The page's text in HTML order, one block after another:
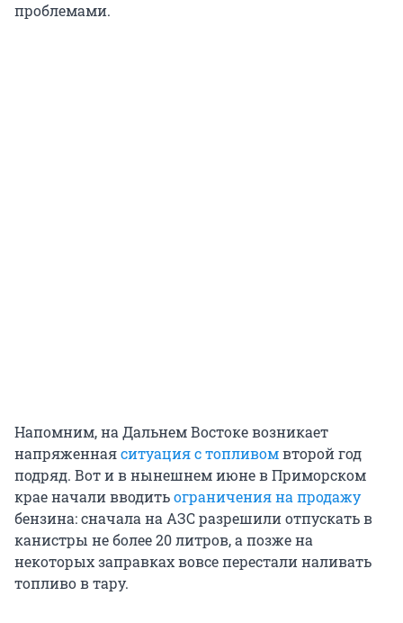
проблемами.
Напомним, на Дальнем Востоке возникает
напряженнаяситуация с топливомвторой год
подряд. Вот и в нынешнем июне в Приморском
крае начали вводитьограничения на продажу
бензина: сначала на АЗС разрешили отпускать в
канистры не более 20 литров, а позже на
некоторых заправках вовсе перестали наливать
топливо в тару.